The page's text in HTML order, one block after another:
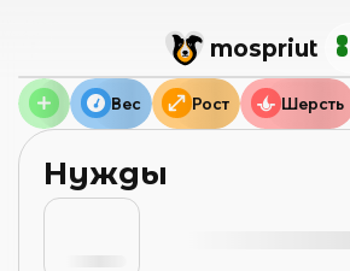
mospriut
Вес Рост Шерсть
Нужды